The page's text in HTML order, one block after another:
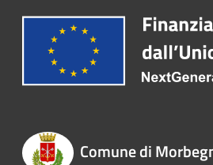
Comune di